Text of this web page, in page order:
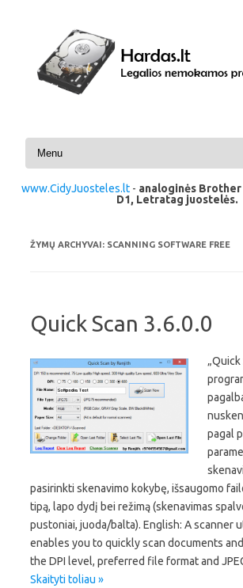
Pereiti prie turinio
www.CidyJuosteles.lt- analoginės Brother
D1, Letratag juostelės.
ŽYMŲ ARCHYVAI: SCANNING SOFTWARE FREE
Quick Scan 3.6.0.0
pagal
pasirinkti skenavimo kokybę, išsaugomo
tipą, lapo dydį bei režimą (skenavimas
pustoniai, juoda/balta). English: A scanner
enables you to quickly scan documents
the DPI level, preferred file format and
Skaityti toliau »